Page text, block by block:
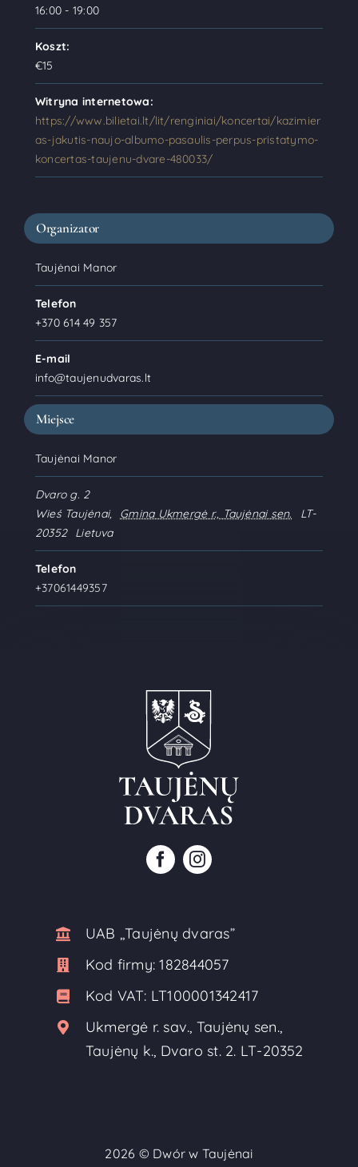
16:00 - 19:00
Koszt:
€15
Witryna internetowa:
https://www.bilietai.lt/lit/renginiai/koncertai/kazimier
as-jakutis-naujo-albumo-pasaulis-perpus-pristatymo-
koncertas-taujenu-dvare-480033/
Miejsce
Taujėnai Manor
Dvaro g. 2
Wieś Taujėnai, Gmina Ukmergė r., Taujėnai sen.
LT-
20352 Lietuva
Telefon
+37061449357
Organizator
Taujėnai Manor
Telefon
+370 614 49 357
E-mail
info@taujenudvaras.lt
UAB ,,Taujėnų dvaras”
Kod firmy:182844057
Kod VAT: LT100001342417
Ukmergė r. sav., Taujėnų sen.,
Taujėnų k., Dvaro st. 2. LT-20352
2026 © Dwór w Taujėnai